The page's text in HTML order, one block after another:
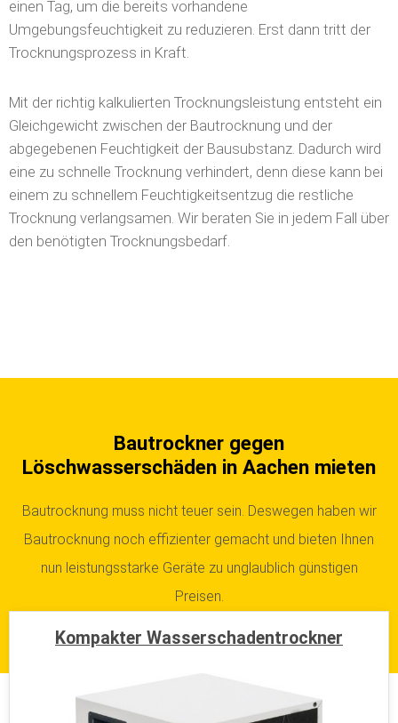
Trocknungsprozess in Kraft.
Mit der richtig kalkulierten Trocknungsleistung entsteht ein
abgegebenen Feuchtigkeit der Bausubstanz. Dadurch wird
eine zu schnelle Trocknung verhindert, denn diese kann bei
einem zu schnellem Feuchtigkeitsentzug die restliche
Trocknung verlangsamen. Wir beraten Sie in jedem Fall über
den benötigten Trocknungsbedarf.
Bautrocknung muss nicht teuer sein. Deswegen haben wir
nun leistungsstarke Geräte zu unglaublich günstigen
Kompakter Wasserschadentrockner